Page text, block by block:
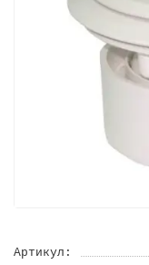
Артикул: